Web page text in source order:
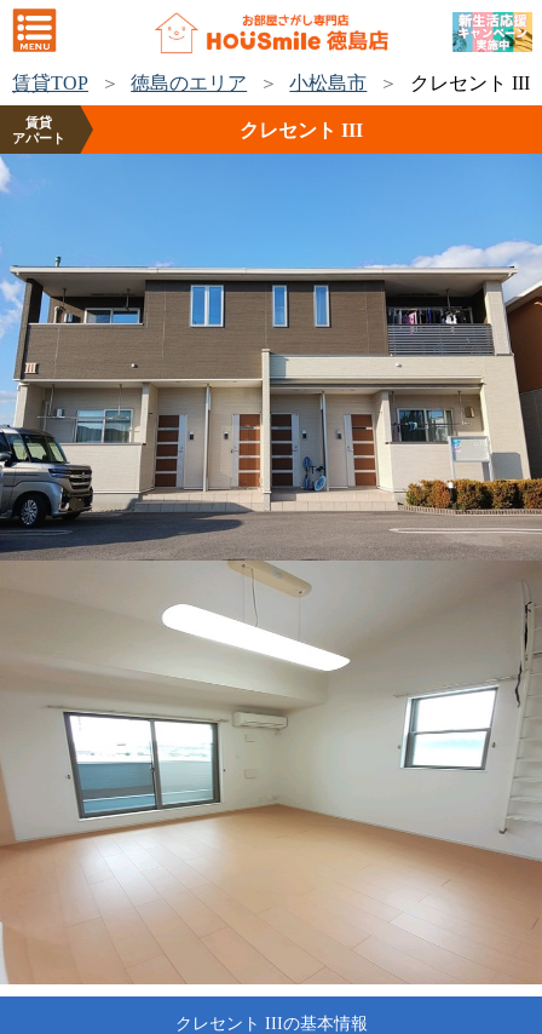
賃貸TOP 徳島のエリア 小松島市 クレセント III
賃貸
アパート
クレセント III
クレセント IIIの基本情報